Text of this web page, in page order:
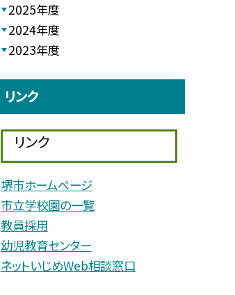
2025年度
2024年度
2023年度
リンク
リンク
堺市ホームページ
市立学校園の一覧
教員採用
幼児教育センター
ネットいじめWeb相談窓口